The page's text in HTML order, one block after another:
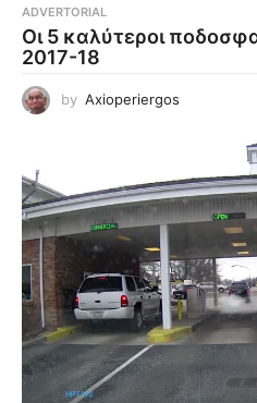
ADVERTORIAL
Οι 5 καλύτεροι
2017-18
by Axioperiergos